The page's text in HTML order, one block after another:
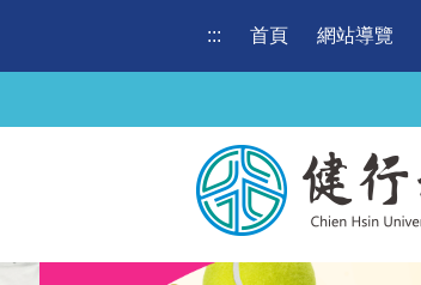
主
內
::: 首頁 網站導覽